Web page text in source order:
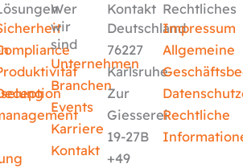
Wer
wir
sind
Unternehmen
Branchen
Events
Karriere
Kontakt
Kontakt
Deutschland
76227
Karlsruhe
Zur
Giesserei
19-27B
+49
Rechtliches
Impressum
Allgemeine
Rechtliche